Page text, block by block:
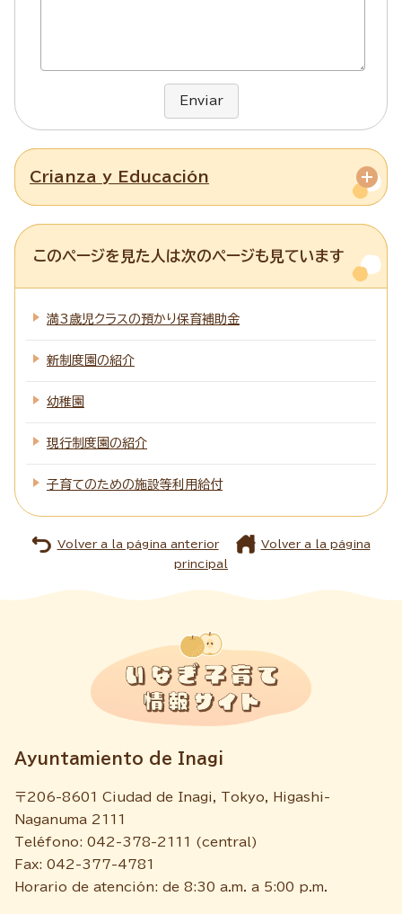
Enviar
Crianza y Educación
このページを見た人は次のページも見ています
満3歳児クラスの預かり保育補助金
新制度園の紹介
幼稚園
現行制度園の紹介
子育てのための施設等利用給付
Volver a la página anterior
Volver a la página
principal
Ayuntamiento de Inagi
〒206-8601 Ciudad de Inagi, Tokyo, Higashi-
Naganuma 2111
Teléfono: 042-378-2111 (central)
Fax: 042-377-4781
Horario de atención: de 8:30 a.m. a 5:00 p.m.